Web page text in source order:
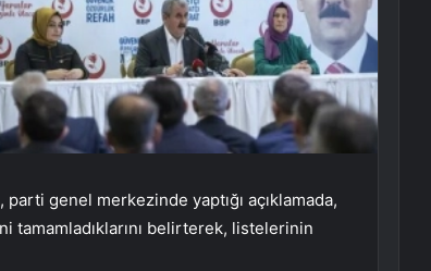
, parti genel merkezinde yaptığı açıklamada,
tamamladıklarını belirterek, listelerinin